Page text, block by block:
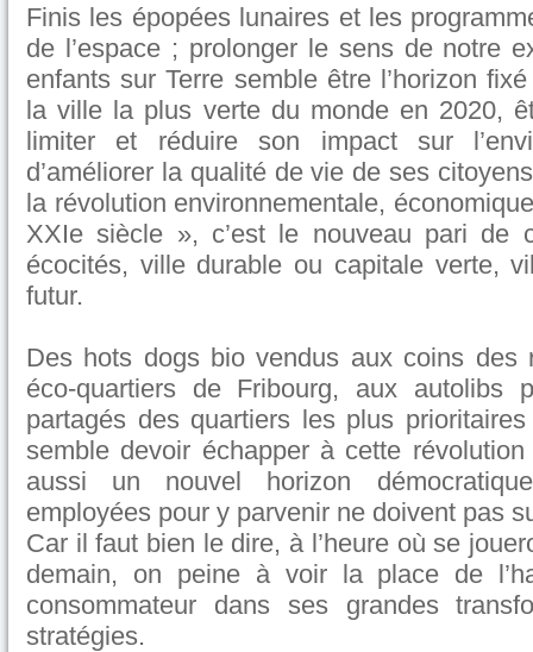
Finis les épopées lunaires et les
de l’espace ; prolonger le sens de notre
enfants sur Terre semble être l’horizon
la ville la plus verte du monde en 2020,
limiter et réduire son impact sur
d’améliorer la qualité de vie de ses
la révolution environnementale,
XXIe siècle », c’est le nouveau pari de
écocités, ville durable ou capitale verte,
futur.
Des hots dogs bio vendus aux coins des
éco-quartiers de Fribourg, aux autolibs
partagés des quartiers les plus
semble devoir échapper à cette
aussi un nouvel horizon
employées pour y parvenir ne doivent pas
Car il faut bien le dire, à l’heure où se
demain, on peine à voir la place de
consommateur dans ses grandes
stratégies.